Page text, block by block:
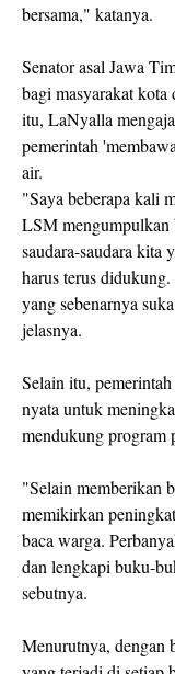
bersama," katanya.
Senator asal Jawa
bagi masyarakat
itu, LaNyalla
pemerintah
air.
"Saya beberapa kali
LSM mengumpulkan
saudara-saudara kita
harus terus
yang sebenarnya
jelasnya.
Selain itu,
nyata untuk
mendukung program
"Selain memberikan
memikirkan
baca warga.
dan lengkapi buku-
sebutnya.
Menurutnya, dengan